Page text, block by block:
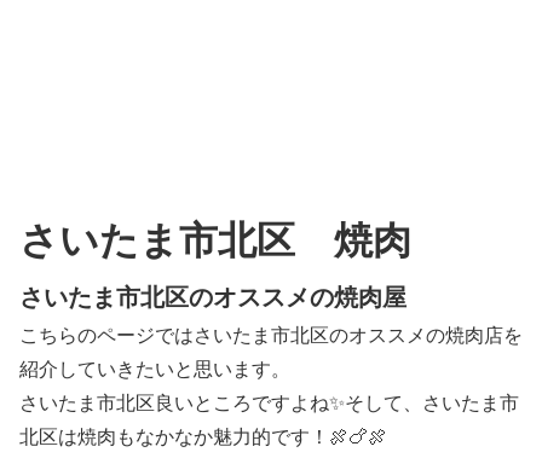
さいたま市北区 焼肉
さいたま市北区のオススメの焼肉屋
こちらのページではさいたま市北区のオススメの焼肉店を
紹介していきたいと思います。
さいたま市北区良いところですよね✨そして、さいたま市
北区は焼肉もなかなか魅力的です！🍖🍗🍖